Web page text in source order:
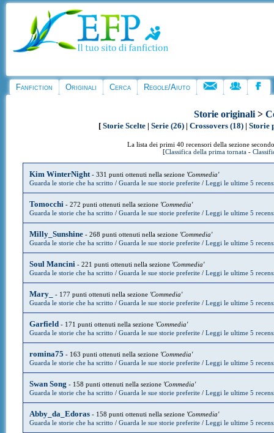
Fanfiction Originali Cerca Regole/Aiuto
Storie originali >
[Storie Scelte |Serie (26) |Crossovers (18) |Storie
La lista dei primi 40 recensori della sezione
[Classifica della prima tornata-
Kim WinterNight- 331 punti ottenuti nella sezione 'Commedia'
Guarda le storie che ha scritto / Guarda le sue storie preferite/ Leggi le ultime 5
Tomocchi - 272 punti ottenuti nella sezione 'Commedia'
Guarda le storie che ha scritto / Guarda le sue storie preferite/ Leggi le ultime 5
Milly_Sunshine- 268 punti ottenuti nella sezione 'Commedia'
Guarda le storie che ha scritto / Guarda le sue storie preferite/ Leggi le ultime 5
Soul Mancini - 221 punti ottenuti nella sezione 'Commedia'
Guarda le storie che ha scritto / Guarda le sue storie preferite/ Leggi le ultime 5
Mary_ - 177 punti ottenuti nella sezione 'Commedia'
Guarda le storie che ha scritto / Guarda le sue storie preferite/ Leggi le ultime 5
Garfield - 171 punti ottenuti nella sezione 'Commedia'
Guarda le storie che ha scritto / Guarda le sue storie preferite/ Leggi le ultime 5
romina75 - 163 punti ottenuti nella sezione 'Commedia'
Guarda le storie che ha scritto / Guarda le sue storie preferite/ Leggi le ultime 5
Swan Song - 158 punti ottenuti nella sezione 'Commedia'
Guarda le storie che ha scritto / Guarda le sue storie preferite/ Leggi le ultime 5
Abby_da_Edoras- 158 punti ottenuti nella sezione 'Commedia'
Guarda le storie che ha scritto / Guarda le sue storie preferite/ Leggi le ultime 5